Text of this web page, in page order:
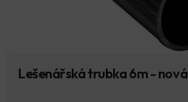
Lešenářská trubka 6m - nová